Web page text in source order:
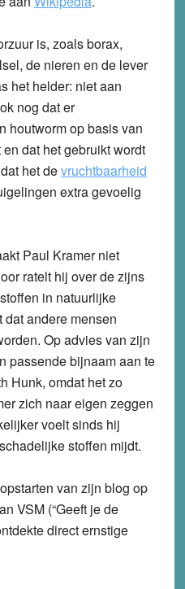
is, zoals borax,
de nieren en de lever
het helder: niet aan
nog dat er
houtworm op basis van
dat het gebruikt wordt
het devruchtbaarheid
extra gevoelig
Paul Kramer niet
ratelt hij over de zijns
in natuurlijke
andere mensen
Op advies van zijn
passende bijnaam aan te
Hunk, omdat het zo
zich naar eigen zeggen
voelt sinds hij
stoffen mijdt.
van zijn blog op
VSM (“Geeft je de
direct ernstige